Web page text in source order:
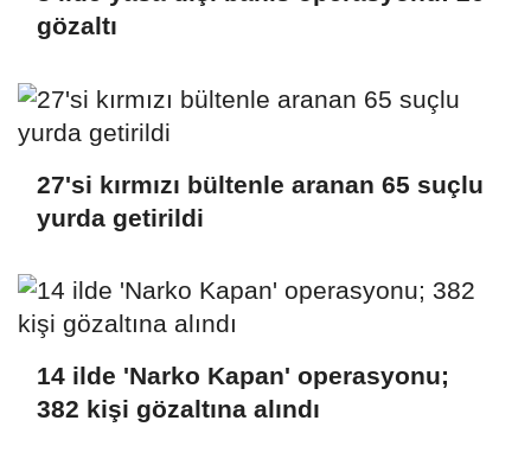
gözaltı
27'si kırmızı bültenle aranan 65 suçlu
yurda getirildi
14 ilde 'Narko Kapan' operasyonu;
382 kişi gözaltına alındı